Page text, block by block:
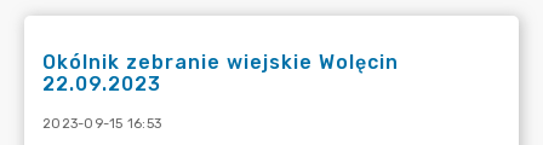
Okólnik zebranie wiejskie Wolęcin
22.09.2023
2023-09-15 16:53